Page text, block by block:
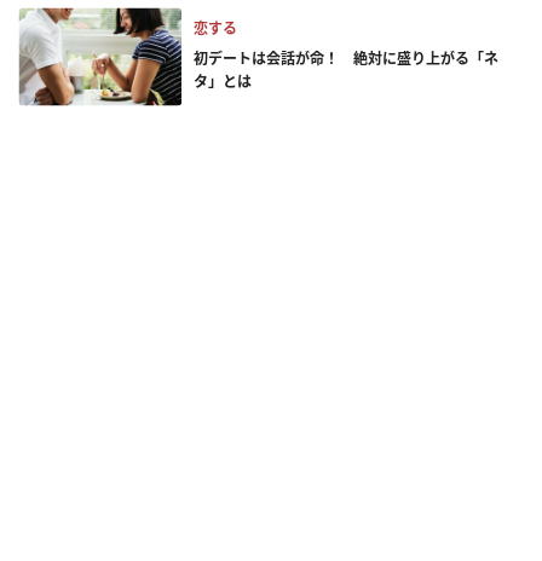
恋する
初デートは会話が命！ 絶対に盛り上がる「ネ
タ」とは